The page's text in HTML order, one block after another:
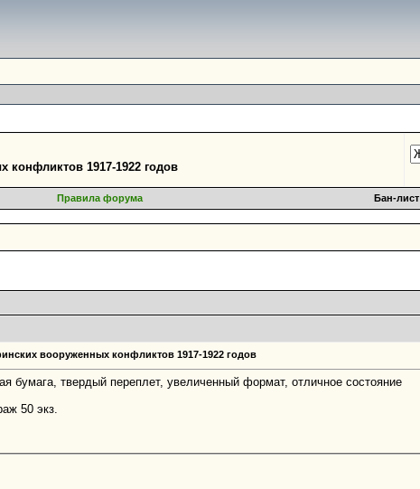
конфликтов 1917-1922 годов
Правила форума Бан-лист
вооруженных конфликтов 1917-1922 годов
бумага, твердый переплет, увеличенный формат, отличное состояние
50 экз.